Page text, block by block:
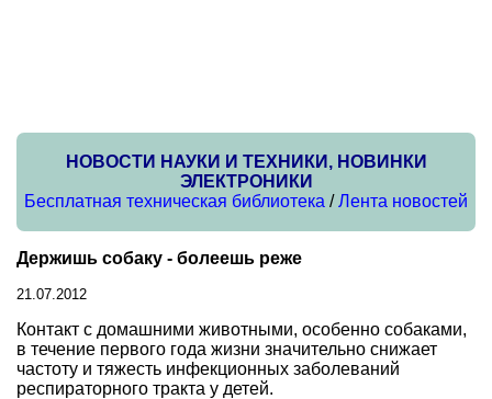
НОВОСТИ НАУКИ И ТЕХНИКИ, НОВИНКИ
ЭЛЕКТРОНИКИ
Бесплатная техническая библиотека /Лента новостей
Держишь собаку - болеешь реже
21.07.2012
Контакт с домашними животными, особенно собаками,
в течение первого года жизни значительно снижает
частоту и тяжесть инфекционных заболеваний
респираторного тракта у детей.